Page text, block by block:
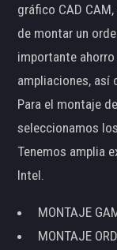
gráfico CAD
de montar un
importante
ampliaciones, así
Para el montaje
seleccionamos
Tenemos amplia
Intel.
MONTAJE
MONTAJE